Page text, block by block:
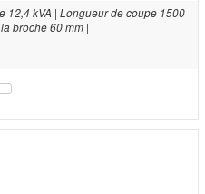
12,4 kVA | Longueur de coupe 1500
broche 60 mm |